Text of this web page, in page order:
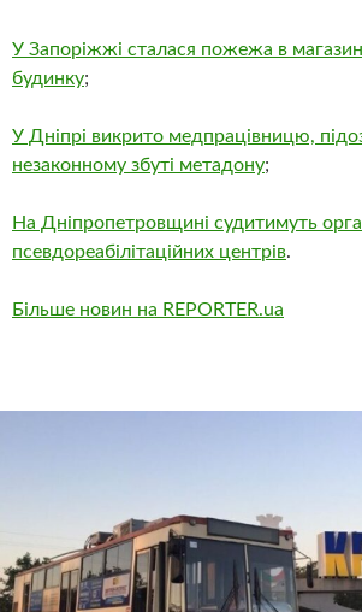
У Запоріжжі сталася пожежа в
будинку;
У Дніпрі викрито медпрацівницю,
незаконному збуті метадону;
На Дніпропетровщині судитимуть
псевдореабілітаційних центрів.
Більше новин на REPORTER.ua